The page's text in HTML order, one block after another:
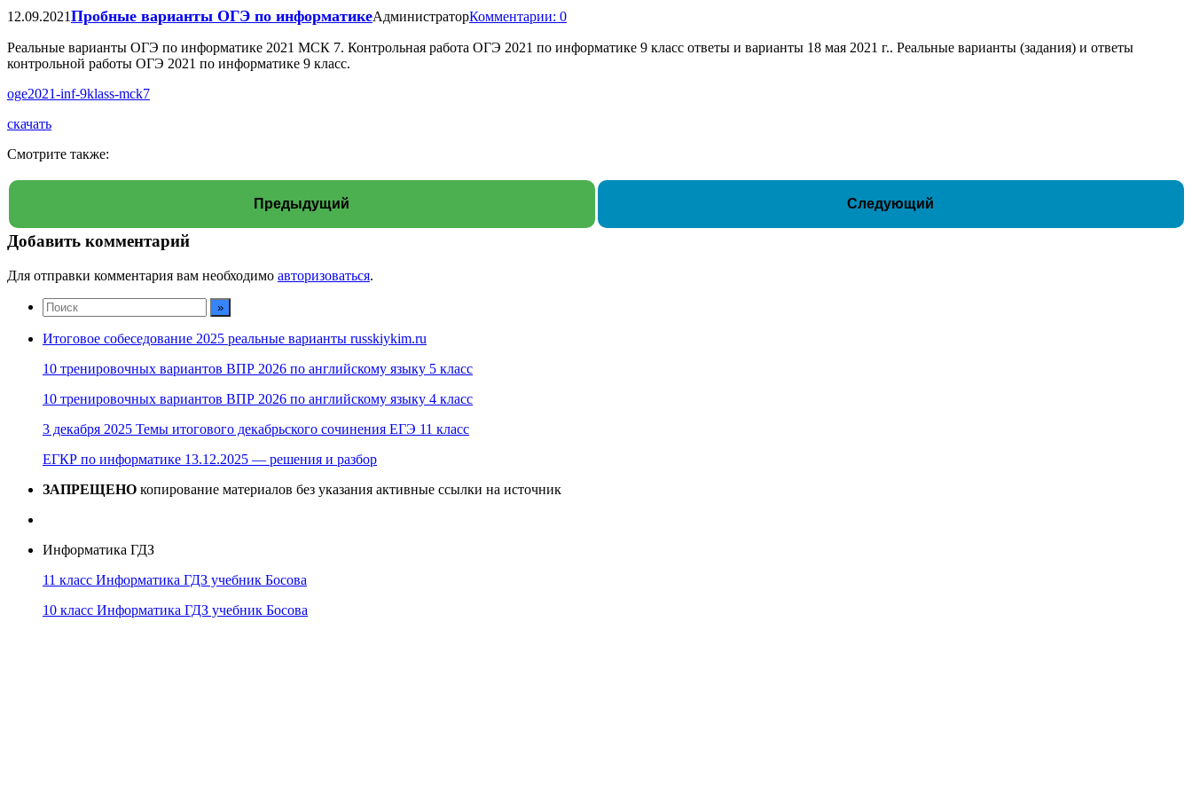
12.09.2021Пробные варианты ОГЭ по информатикеАдминистраторКомментарии: 0
Реальные варианты ОГЭ по информатике 2021 МСК 7. Контрольная работа ОГЭ 2021 по информатике 9 класс ответы и варианты 18 мая 2021 г.. Реальные варианты (задания) и ответы
контрольной работы ОГЭ 2021 по информатике 9 класс.
oge2021-inf-9klass-mck7
скачать
Смотрите также:
Предыдущий Следующий
Добавить комментарий
Для отправки комментария вам необходимо авторизоваться.
Итоговое собеседование 2025 реальные варианты russkiykim.ru
10 тренировочных вариантов ВПР 2026 по английскому языку 5 класс
10 тренировочных вариантов ВПР 2026 по английскому языку 4 класс
3 декабря 2025 Темы итогового декабрьского сочинения ЕГЭ 11 класс
ЕГКР по информатике 13.12.2025 — решения и разбор
ЗАПРЕЩЕНО копирование материалов без указания активные ссылки на источник
Информатика ГДЗ
11 класс Информатика ГДЗ учебник Босова
10 класс Информатика ГДЗ учебник Босова